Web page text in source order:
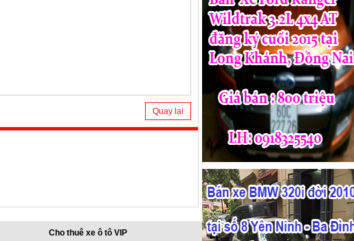
Quay lại
Cho thuê xe ô tô VIP